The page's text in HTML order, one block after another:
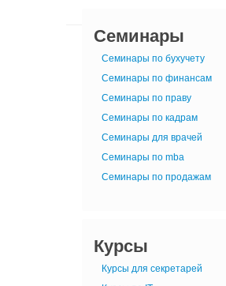
Семинары
Семинары по бухучету
Семинары по финансам
Семинары по праву
Семинары по кадрам
Семинары для врачей
Семинары по mba
Семинары по продажам
Курсы
Курсы для секретарей